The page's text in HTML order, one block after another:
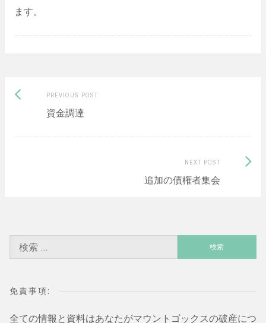
ます。
Post
navigation
PREVIOUS POST
資金調達
NEXT POST
追加の債権者集会
Next
免責事項:
全ての情報と資料はあなたがマウントゴックスの破産につ